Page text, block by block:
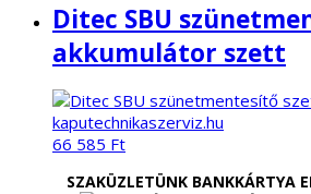
Ditec SBU
akkumulátor szett
66 585 Ft
SZAKÜZLETÜNK BANKKÁRTYA